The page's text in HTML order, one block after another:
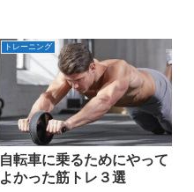
トレーニング
自転車に乗るためにやって
よかった筋トレ３選